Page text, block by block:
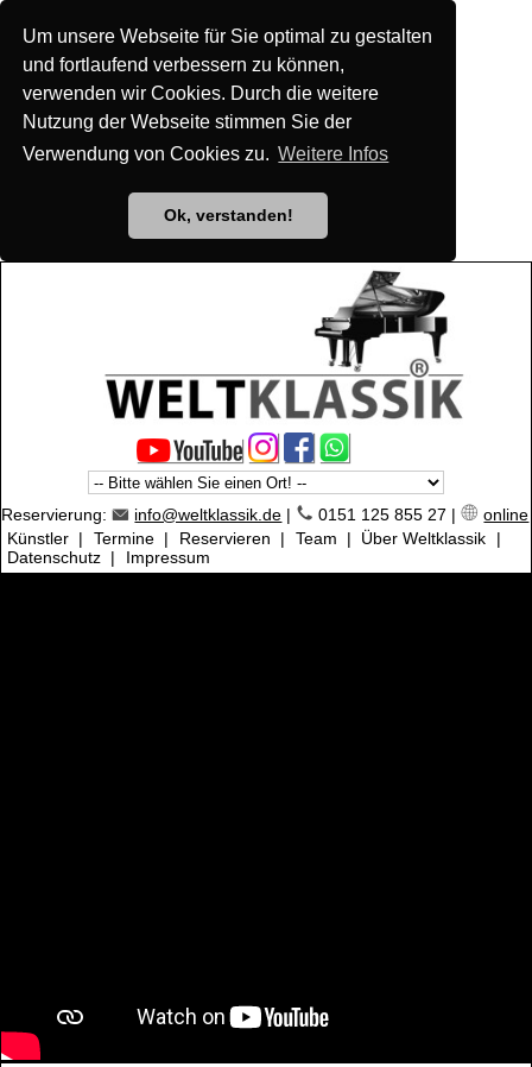
Um unsere Webseite für Sie optimal zu gestalten
und fortlaufend verbessern zu können,
verwenden wir Cookies. Durch die weitere
Nutzung der Webseite stimmen Sie der
Verwendung von Cookies zu. Weitere Infos
Ok, verstanden!
Reservierung: info@weltklassik.de | 0151 125 855 27 |
online
Künstler | Termine | Reservieren | Team | Über Weltklassik
|
Datenschutz | Impressum